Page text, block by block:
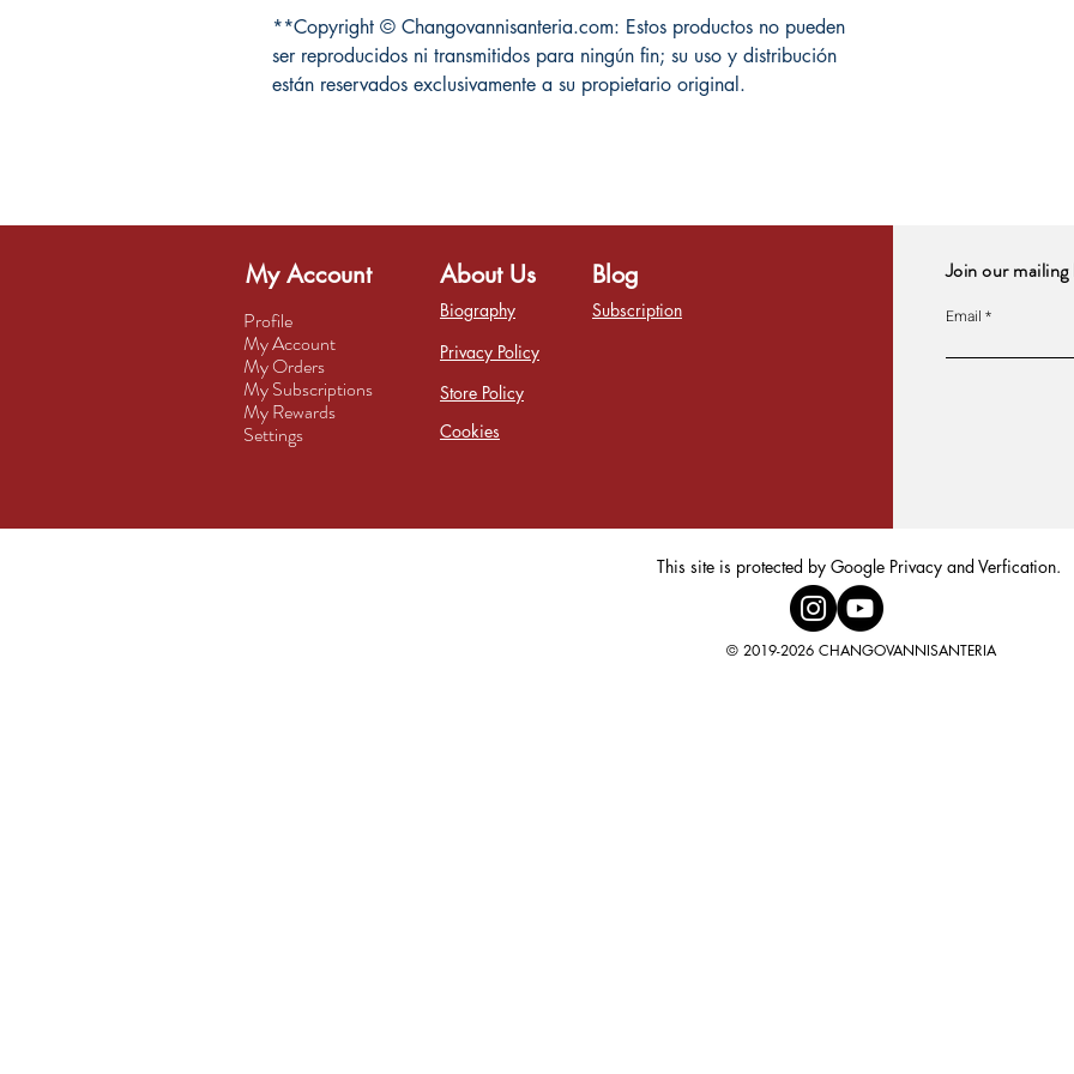
**Copyright © Changovannisanteria.com: Estos productos no pueden
ser reproducidos ni transmitidos para ningún fin; su uso y distribución
están reservados exclusivamente a su propietario original.
My Account
Profile
My Account
My Orders
My Subscriptions
My Rewards
Settings
About Us
Biography
Privacy Policy
Store Policy
Cookies
Blog
Subscription
Join our
Email
This site is protected by Google Privacy and Verfication.
© 2019-2026 CHANGOVANNISANTERIA